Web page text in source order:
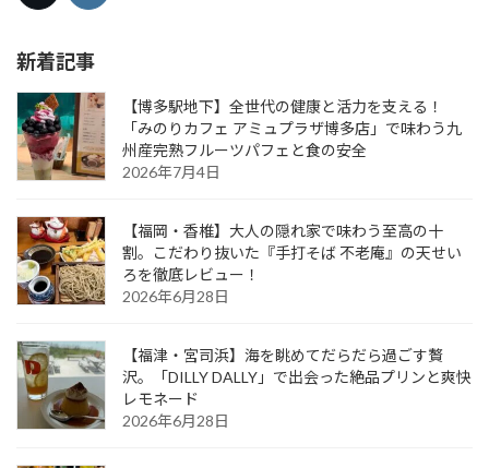
新着記事
【博多駅地下】全世代の健康と活力を支える！
「みのりカフェ アミュプラザ博多店」で味わう九
州産完熟フルーツパフェと食の安全
2026年7月4日
【福岡・香椎】大人の隠れ家で味わう至高の十
割。こだわり抜いた『手打そば 不老庵』の天せい
ろを徹底レビュー！
2026年6月28日
【福津・宮司浜】海を眺めてだらだら過ごす贅
沢。「DILLY DALLY」で出会った絶品プリンと爽快
レモネード
2026年6月28日